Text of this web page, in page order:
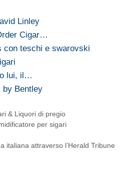
Linley
Cigar…
con teschi e swarovski
lui, il…
by Bentley
& Liquori di pregio
per sigari
italiana attraverso l’Herald Tribune